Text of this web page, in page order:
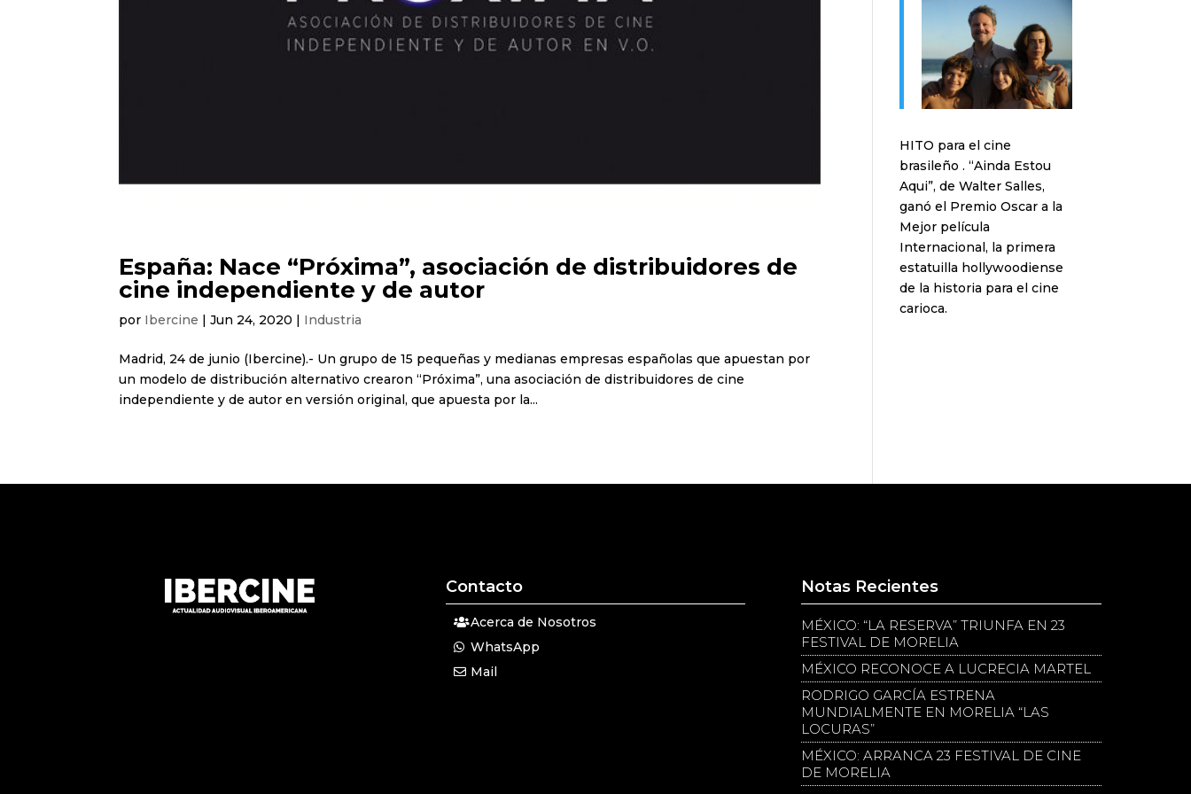
España: Nace “Próxima”, asociación de distribuidores de
cine independiente y de autor
por Ibercine |Jun 24, 2020 | Industria
Madrid, 24 de junio (Ibercine).- Un grupo de 15 pequeñas y medianas empresas españolas que apuestan por
un modelo de distribución alternativo crearon “Próxima”, una asociación de distribuidores de cine
independiente y de autor en versión original, que apuesta por la...
HITO para el cine
brasileño . “Ainda Estou
Aqui”, de Walter Salles,
ganó el Premio Oscar a la
Mejor película
Internacional, la primera
estatuilla hollywoodiense
de la historia para el cine
carioca.
Contacto
Acerca de Nosotros
WhatsApp
Mail
Notas Recientes
MÉXICO: “LA RESERVA” TRIUNFA EN 23
FESTIVAL DE MORELIA
MÉXICO RECONOCE A LUCRECIA MARTEL
RODRIGO GARCÍA ESTRENA
MUNDIALMENTE EN MORELIA “LAS
LOCURAS”
MÉXICO: ARRANCA 23 FESTIVAL DE CINE
DE MORELIA